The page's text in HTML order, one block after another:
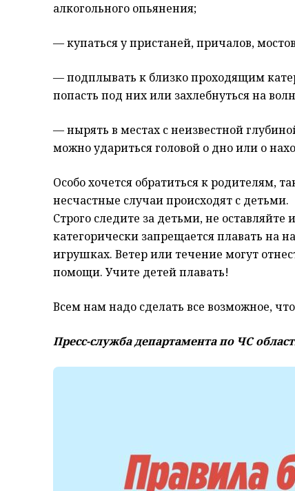
алкогольного опьянения;
— купаться у пристаней, причалов,
— подплывать к близко проходящим
попасть под них или захлебнуться на
— нырять в местах с неизвестной
можно удариться головой о дно или о
Особо хочется обратиться к родителям,
несчастные случаи происходят с детьми.
Строго следите за детьми, не
категорически запрещается плавать на
игрушках. Ветер или течение могут
помощи. Учите детей плавать!
Всем нам надо сделать все возможное,
Пресс-служба департамента по ЧС